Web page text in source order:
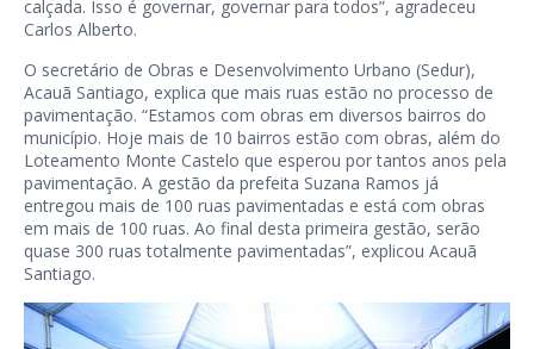
calçada. Isso é governar, governar para todos”, agradeceu
Carlos Alberto.
O secretário de Obras e Desenvolvimento Urbano (Sedur),
Acauã Santiago, explica que mais ruas estão no processo de
pavimentação. “Estamos com obras em diversos bairros do
município. Hoje mais de 10 bairros estão com obras, além do
Loteamento Monte Castelo que esperou por tantos anos pela
pavimentação. A gestão da prefeita Suzana Ramos já
entregou mais de 100 ruas pavimentadas e está com obras
em mais de 100 ruas. Ao final desta primeira gestão, serão
quase 300 ruas totalmente pavimentadas”, explicou Acauã
Santiago.